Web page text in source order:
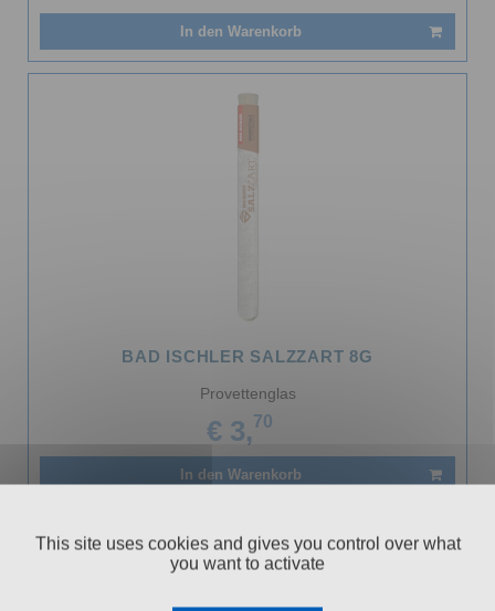
In den Warenkorb
BAD ISCHLER SALZZART 8G
Provettenglas
€ 3,70
In den Warenkorb
This site uses cookies and gives you control over what
you want to activate